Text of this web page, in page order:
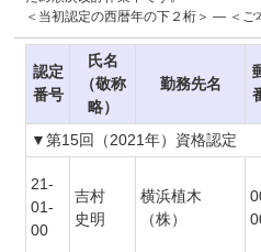
＜当初認定の西暦年の下２桁＞ ― ＜
認定
番号
氏名
（敬称
略）
勤務先名
▼第15回（2021年）資格認定
21-
01-
00
吉村
史明
横浜植木
（株）